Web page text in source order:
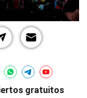
gratuitos